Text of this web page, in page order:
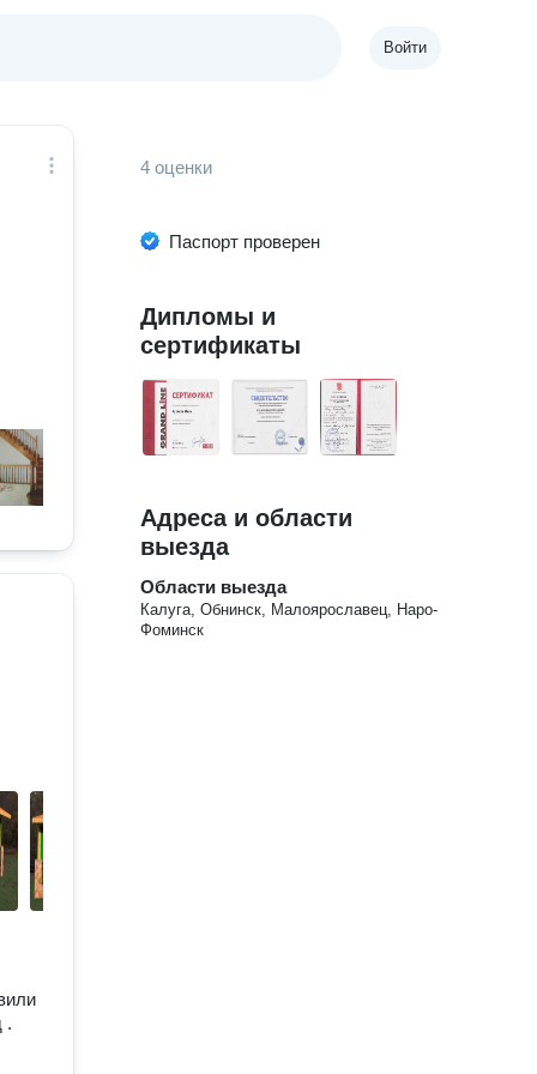
Войти
.
4 оценки
Паспорт проверен
Дипломы и
сертификаты
Адреса и области
выезда
Области выезда
Калуга, Обнинск, Малоярославец, Наро-
Фоминск